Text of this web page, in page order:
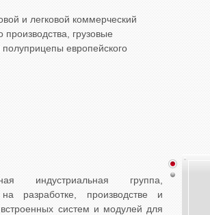
и легковой коммерческий
производства, грузовые
европейского
индустриальная группа,
разработке, производстве и
систем и модулей для